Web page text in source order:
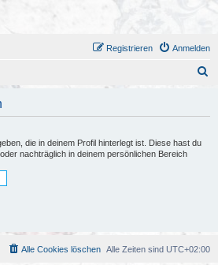
Anmelden
Registrieren
die in deinem Profil hinterlegt ist. Diese hast du
nachträglich in deinem persönlichen Bereich
Alle Zeiten sind UTC+02:00
Alle Cookies löschen